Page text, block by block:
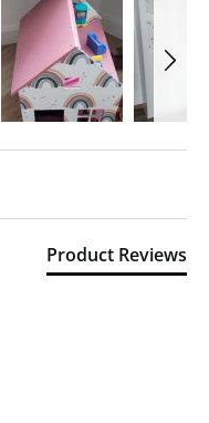
Product Reviews